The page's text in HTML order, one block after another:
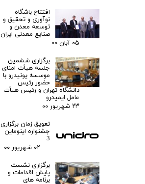
افتتاح باشگاه
نوآوری و تحقیق و
توسعه معدن و
صنایع معدنی ایران
۰۵ آبان ۰۰
برگزاری ششمین
جلسه هیأت امنای
موسسه یونیدرو با
حضور رئیس
دانشگاه تهران و رئیس هیأت
عامل ایمیدرو
۲۳ شهریور ۰۰
تعویق زمان برگزاری
جشنواره اینوماین
3
۰۲ شهریور ۰۰
برگزاری نشست
پایش اقدامات و
برنامه های